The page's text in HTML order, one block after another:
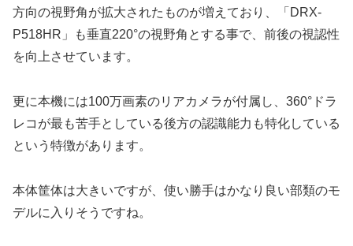
方向の視野角が拡大されたものが増えており、「DRX-
P518HR」も垂直220°の視野角とする事で、前後の視認性
を向上させています。
更に本機には100万画素のリアカメラが付属し、360°ドラ
レコが最も苦手としている後方の認識能力も特化している
という特徴があります。
本体筐体は大きいですが、使い勝手はかなり良い部類のモ
デルに入りそうですね。